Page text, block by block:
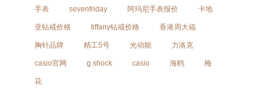
手表 sevenfriday 阿玛尼手表报价 卡地
亚钻戒价格 tiffany钻戒价格 香港周大福
胸针品牌 精工5号 光动能 力洛克
casio官网 g shock casio 海鸥 梅
花